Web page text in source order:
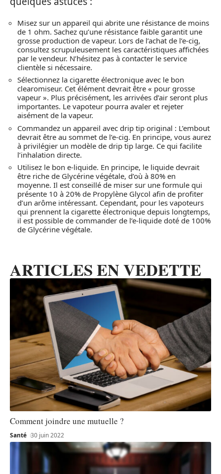
Misez sur un appareil qui abrite une résistance de moins
de 1 ohm. Sachez qu’une résistance faible garantit une
grosse production de vapeur. Lors de l’achat de l’e-cig,
consultez scrupuleusement les caractéristiques affichées
par le vendeur. N’hésitez pas à contacter le service
clientèle si nécessaire.
Sélectionnez la cigarette électronique avec le bon
clearomiseur. Cet élément devrait être « pour grosse
vapeur ». Plus précisément, les arrivées d’air seront plus
importantes. Le vapoteur pourra avaler et rejeter
aisément de la vapeur.
Commandez un appareil avec drip tip original : L’embout
devrait être au sommet de l’e-cig. En principe, vous aurez
à privilégier un modèle de drip tip large. Ce qui facilite
l’inhalation directe.
Utilisez le bon e-liquide. En principe, le liquide devrait
être riche de Glycérine végétale, d’où à 80% en
moyenne. Il est conseillé de miser sur une formule qui
présente 10 à 20% de Propylène Glycol afin de profiter
d’un arôme intéressant. Cependant, pour les vapoteurs
qui prennent la cigarette électronique depuis longtemps,
il est possible de commander de l’e-liquide doté de 100%
de Glycérine végétale.
ARTICLES EN VEDETTE
Comment joindre une mutuelle ?
Santé 30 juin 2022